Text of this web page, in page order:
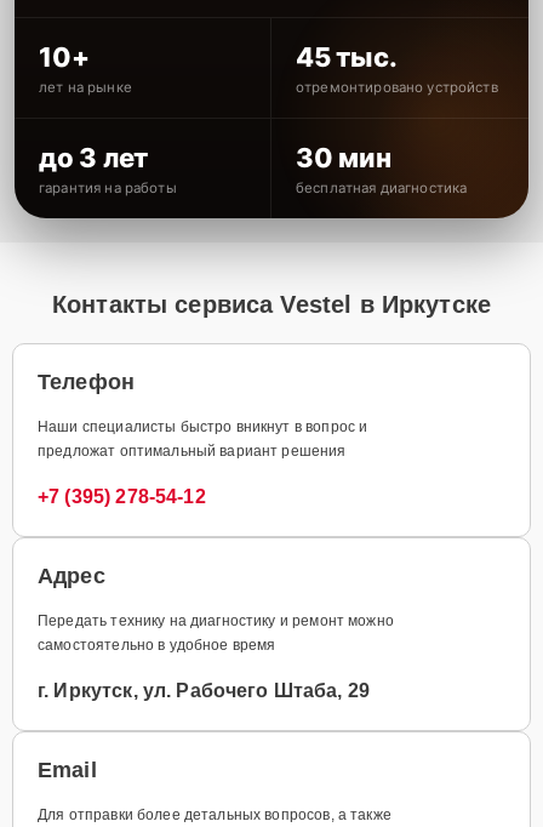
10+
лет на рынке
45 тыс.
отремонтировано устройств
до 3 лет
гарантия на работы
30 мин
бесплатная диагностика
Контакты сервиса Vestel в Иркутске
Телефон
Наши специалисты быстро вникнут в вопрос и
предложат оптимальный вариант решения
+7 (395) 278-54-12
Адрес
Передать технику на диагностику и ремонт можно
самостоятельно в удобное время
г. Иркутск, ул. Рабочего Штаба, 29
Email
Для отправки более детальных вопросов, а также